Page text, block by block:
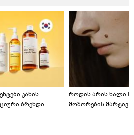
კანის
ბრენდი
როდის არის ხალი
მოშორების